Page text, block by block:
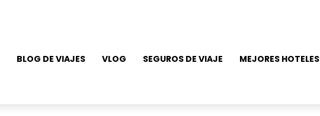
BLOG DE VIAJES VLOG SEGUROS DE VIAJE MEJORES HOTELES